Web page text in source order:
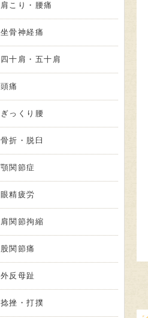
肩こり・腰痛
坐骨神経痛
四十肩・五十肩
頭痛
ぎっくり腰
骨折・脱臼
顎関節症
眼精疲労
肩関節拘縮
股関節痛
外反母趾
捻挫・打撲